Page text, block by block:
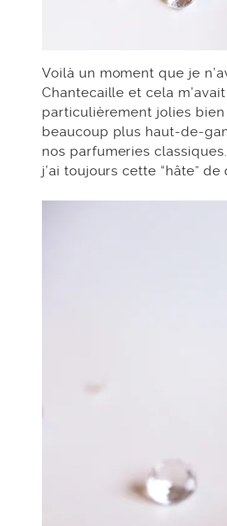
Voilà un moment que je
Chantecaille et cela
particulièrement jolies bien
beaucoup plus haut-de-
nos parfumeries
j’ai toujours cette “hâte”